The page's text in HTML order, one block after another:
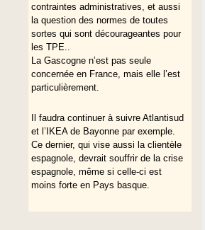
contraintes administratives, et aussi
la question des normes de toutes
sortes qui sont décourageantes pour
les TPE..
La Gascogne n’est pas seule
concernée en France, mais elle l’est
particulièrement.
Il faudra continuer à suivre Atlantisud
et l’IKEA de Bayonne par exemple.
Ce dernier, qui vise aussi la clientèle
espagnole, devrait souffrir de la crise
espagnole, même si celle-ci est
moins forte en Pays basque.